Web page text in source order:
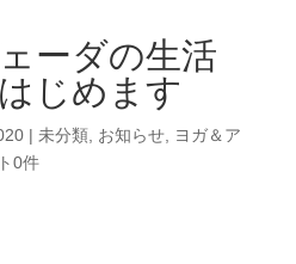
ーダの生活
じめます
| 未分類, お知らせ,
ヨガ＆ア
0件